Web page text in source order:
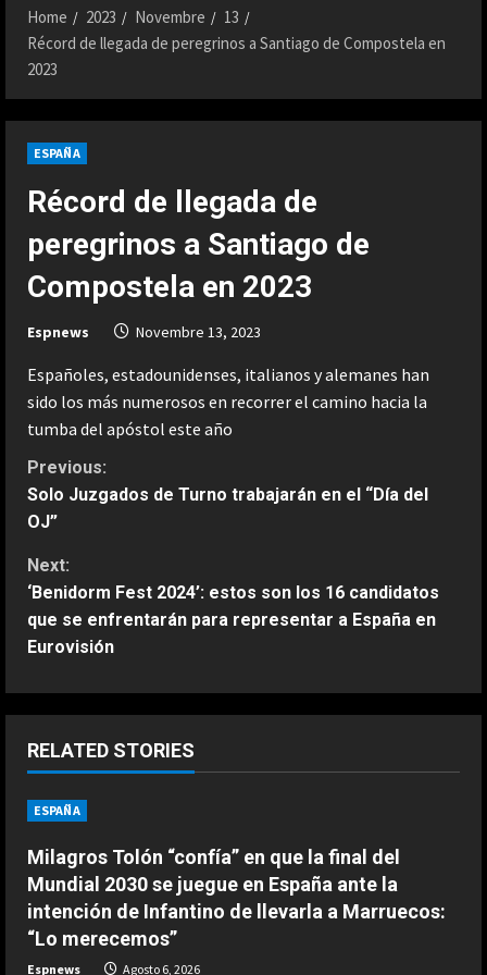
Home 2023 Novembre
13
Récord de llegada de peregrinos a Santiago de Compostela en
2023
ESPAÑA
Récord de llegada de
peregrinos a Santiago de
Compostela en 2023
Espnews Novembre 13, 2023
Españoles, estadounidenses, italianos y alemanes han
sido los más numerosos en recorrer el camino hacia la
tumba del apóstol este año
C
o
n
t
i
n
u
e
R
e
a
Previous:
Solo Juzgados de Turno trabajarán en el “Día del
OJ”
Next:
‘Benidorm Fest 2024’: estos son los 16 candidatos
que se enfrentarán para representar a España en
Eurovisión
RELATED STORIES
ESPAÑA
Milagros Tolón “confía” en que la final del
Mundial 2030 se juegue en España ante la
intención de Infantino de llevarla a Marruecos:
“Lo merecemos”
Espnews Agosto 6, 2026
2
ESPAÑA
La FIFA mantiene a Infantino como
presidente aunque admite errores
en su propuesta de privatizar el
Mundial